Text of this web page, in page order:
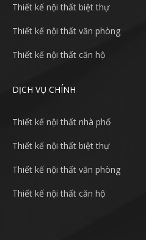
Thiết kế nội thất biệt thự
Thiết kế nội thất văn phòng
Thiết kế nội thất căn hộ
DỊCH VỤ CHÍNH
Thiết kế nội thất nhà phố
Thiết kế nội thất biệt thự
Thiết kế nội thất văn phòng
Thiết kế nội thất căn hộ